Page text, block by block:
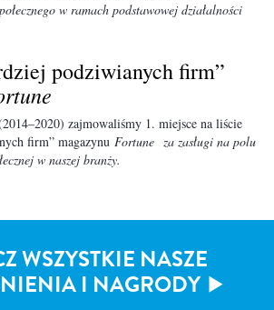
w ramach podstawowej działalności
podziwianych firm”
zajmowaliśmy 1. miejsce na liście
firm” magazynu Fortune za zasługi na polu
w naszej branży.
WSZYSTKIE NASZE
I NAGRODY